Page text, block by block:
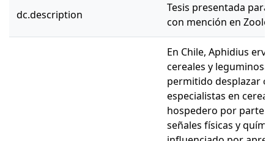
dc.description
Tesis presentada
con mención en
En Chile, Aphidius
cereales y
permitido desplazar
especialistas en
hospedero por parte
señales físicas y